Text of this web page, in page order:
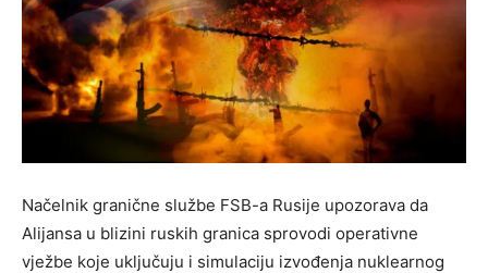
Načelnik granične službe FSB-a Rusije upozorava da
Alijansa u blizini ruskih granica sprovodi operativne
vježbe koje uključuju i simulaciju izvođenja nuklearnog